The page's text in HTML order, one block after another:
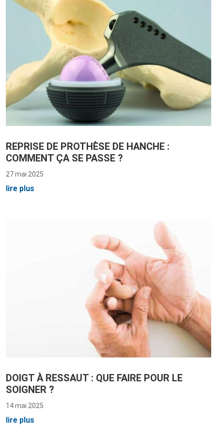
REPRISE DE PROTHÈSE DE HANCHE :
COMMENT ÇA SE PASSE ?
27 mai 2025
lire plus
DOIGT À RESSAUT : QUE FAIRE POUR LE
SOIGNER ?
14 mai 2025
lire plus